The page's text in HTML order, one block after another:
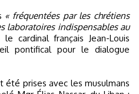
« fréquentées par les chrétiens
laboratoires indispensables au
cardinal français Jean-Louis
pontifical pour le dialogue
été prises avec les musulmans